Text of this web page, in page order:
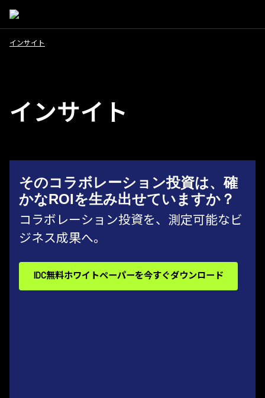
インサイト
インサイト
そのコラボレーション投資は、確
かなROIを生み出せていますか？
コラボレーション投資を、測定可能なビ
ジネス成果へ。
IDC無料ホワイトペーパーを今すぐダウンロード